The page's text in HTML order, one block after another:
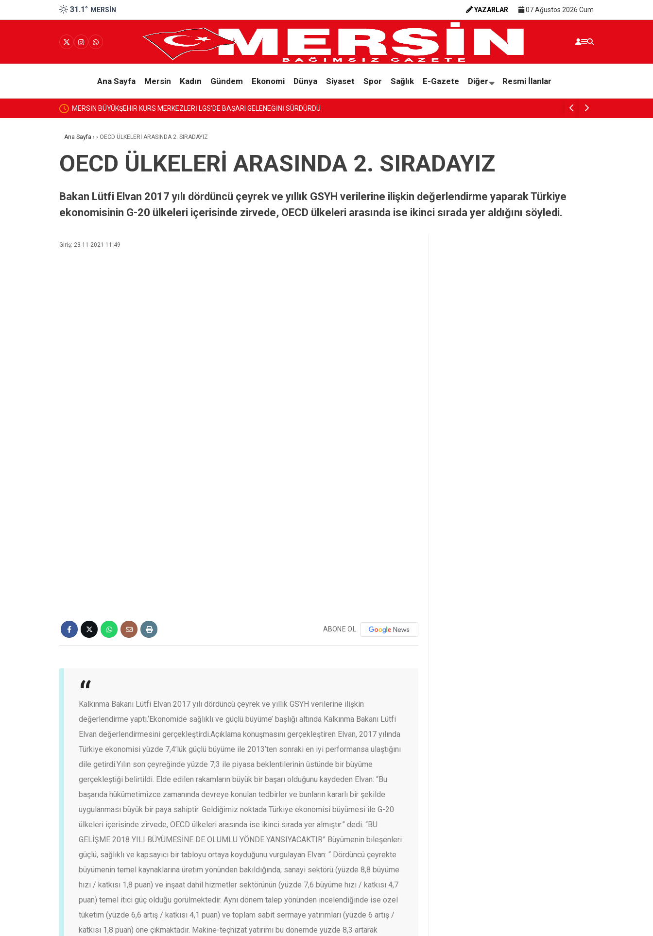
31.1° MERSIN YAZARLAR 07 Ağustos 2026 Cum
Ana Sayfa Mersin Kadın Gündem Ekonomi Dünya Siyaset Spor Sağlık E-Gazete Diğer Resmi İlanlar
MERSİN BÜYÜKŞEHİR KURS MERKEZLERİ LGS’DE BAŞARI GELENEĞİNİ SÜRDÜRDÜ HAYIRSEVERDEN YENİL POLİKLİNİK
Ana Sayfa › › OECD ÜLKELERİ ARASINDA 2. SIRADAYIZ
OECD ÜLKELERİ ARASINDA 2. SIRADAYIZ
Bakan Lütfi Elvan 2017 yılı dördüncü çeyrek ve yıllık GSYH verilerine ilişkin değerlendirme yaparak Türkiye
ekonomisinin G-20 ülkeleri içerisinde zirvede, OECD ülkeleri arasında ise ikinci sırada yer aldığını söyledi.
Giriş: 23-11-2021 11:49
ABONE OL
Kalkınma Bakanı Lütfi Elvan 2017 yılı dördüncü çeyrek ve yıllık GSYH verilerine ilişkin
değerlendirme yaptı.‘Ekonomide sağlıklı ve güçlü büyüme’ başlığı altında Kalkınma Bakanı Lütfi
Elvan değerlendirmesini gerçekleştirdi.Açıklama konuşmasını gerçekleştiren Elvan, 2017 yılında
Türkiye ekonomisi yüzde 7,4’lük güçlü büyüme ile 2013’ten sonraki en iyi performansa ulaştığını
dile getirdi.Yılın son çeyreğinde yüzde 7,3 ile piyasa beklentilerinin üstünde bir büyüme
gerçekleştiği belirtildi. Elde edilen rakamların büyük bir başarı olduğunu kaydeden Elvan: “Bu
başarıda hükümetimizce zamanında devreye konulan tedbirler ve bunların kararlı bir şekilde
uygulanması büyük bir paya sahiptir. Geldiğimiz noktada Türkiye ekonomisi büyümesi ile G-20
ülkeleri içerisinde zirvede, OECD ülkeleri arasında ise ikinci sırada yer almıştır.” dedi. “BU
GELİŞME 2018 YILI BÜYÜMESİNE DE OLUMLU YÖNDE YANSIYACAKTIR” Büyümenin bileşenleri
güçlü, sağlıklı ve kapsayıcı bir tabloyu ortaya koyduğunu vurgulayan Elvan: “ Dördüncü çeyrekte
büyümenin temel kaynaklarına üretim yönünden bakıldığında; sanayi sektörü (yüzde 8,8 büyüme
hızı / katkısı 1,8 puan) ve inşaat dahil hizmetler sektörünün (yüzde 7,6 büyüme hızı / katkısı 4,7
puan) temel itici güç olduğu görülmektedir. Aynı dönem talep yönünden incelendiğinde ise özel
tüketim (yüzde 6,6 artış / katkısı 4,1 puan) ve toplam sabit sermaye yatırımları (yüzde 6 artış /
katkısı 1,8 puan) öne çıkmaktadır. Makine-teçhizat yatırımı bu dönemde yüzde 8,3 artarak